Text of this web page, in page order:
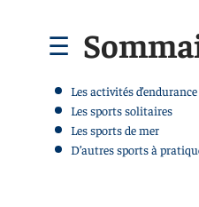
Les activités d’endurance
Les sports solitaires
Les sports de mer
D’autres sports à